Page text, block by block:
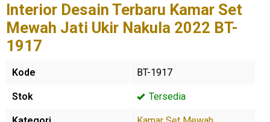
Interior Desain Terbaru Kamar Set
Mewah Jati Ukir Nakula 2022 BT-
1917
Kode BT-1917
Stok Tersedia